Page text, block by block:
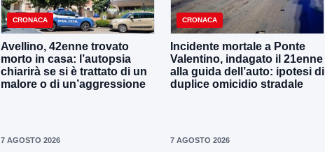
CRONACA
Avellino, 42enne trovato
morto in casa: l’autopsia
chiarirà se si è trattato di un
malore o di un’aggressione
7 AGOSTO 2026
CRONACA
Incidente mortale a Ponte
Valentino, indagato il 21enne
alla guida dell’auto: ipotesi di
duplice omicidio stradale
7 AGOSTO 2026